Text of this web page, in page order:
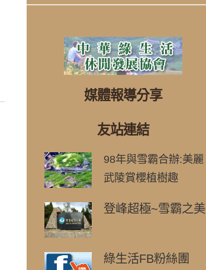
媒體報導分享
友站連結
98年與雪霸合辦:美麗
武陵賞櫻植樹趣
登峰超極~雪霸之美
綠生活FB粉絲團